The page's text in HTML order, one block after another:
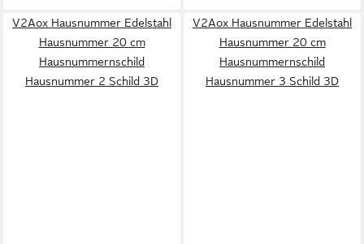
V2Aox Hausnummer Edelstahl
Hausnummer 20 cm
Hausnummernschild
Hausnummer 2 Schild 3D
V2Aox Hausnummer Edelstahl
Hausnummer 20 cm
Hausnummernschild
Hausnummer 3 Schild 3D